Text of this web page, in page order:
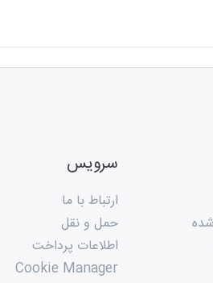
سرویس
ارتباط با ما
حمل و نقل
اطلاعات پرداخت
Cookie Manager